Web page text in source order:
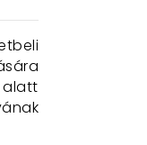
alatt